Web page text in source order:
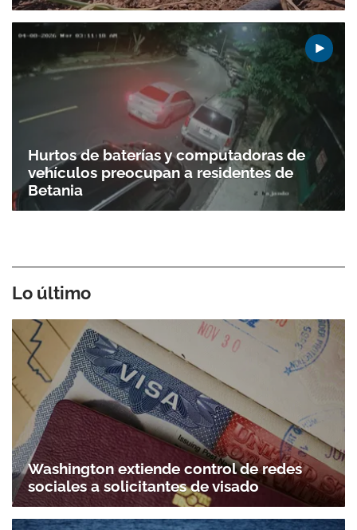
Hurtos de baterías y computadoras de
vehículos preocupan a residentes de
Betania
Lo último
Washington extiende control de redes
sociales a solicitantes de visado